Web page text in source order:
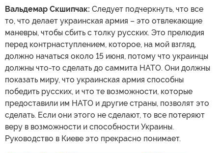
Вальдемар Скшипчак: Следует подчеркнуть, что все
то, что делает украинская армия – это отвлекающие
маневры, чтобы сбить с толку русских. Это прелюдия
перед контрнаступлением, которое, на мой взгляд,
должно начаться около 15 июня, потому что украинцы
должны что-то сделать до саммита НАТО. Они должны
показать миру, что украинская армия способны
победить русских, и что те возможности, которые
предоставили им НАТО и другие страны, позволят это
сделать. Если они этого не сделают, то все потеряют
веру в возможности и способности Украины.
Руководство в Киеве это прекрасно понимает.